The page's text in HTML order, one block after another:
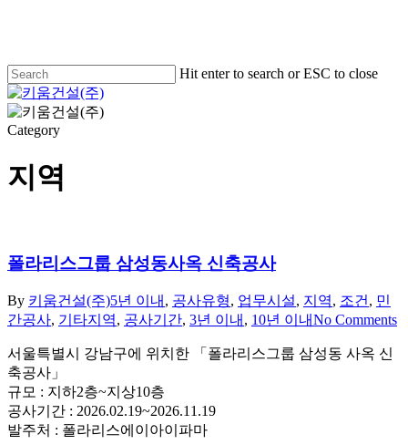
content
Hit enter to search or ESC to close
Close
Search
Menu
Category
지역
폴라리스그룹 삼성동사옥 신축공사
By 키움건설(주)5년 이내 , 공사유형, 업무시설, 지역, 조건 , 민
간공사, 기타지역, 공사기간, 3년 이내 , 10년 이내No Comments
서울특별시 강남구에 위치한 「폴라리스그룹 삼성동 사옥 신
축공사」
규모 : 지하2층~지상10층
공사기간 : 2026.02.19~2026.11.19
발주처 : 폴라리스에이아이파마